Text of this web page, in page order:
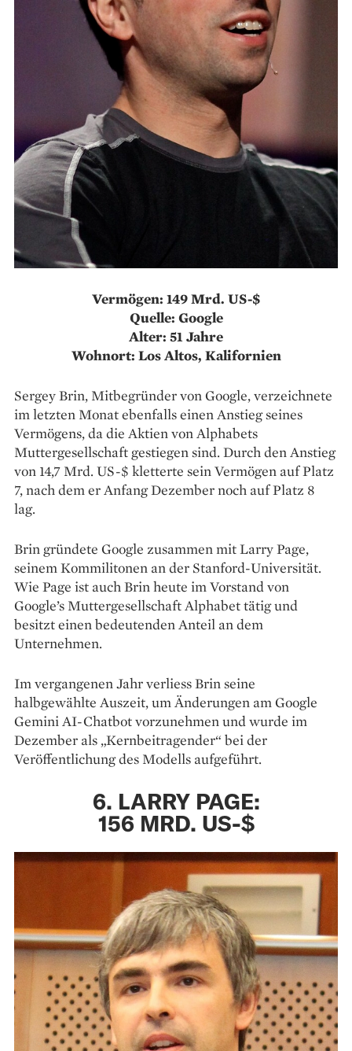
Vermögen: 149 Mrd. US-$
Quelle: Google
Alter: 51 Jahre
Wohnort: Los Altos, Kalifornien
Sergey Brin, Mitbegründer von Google, verzeichnete
im letzten Monat ebenfalls einen Anstieg seines
Vermögens, da die Aktien von Alphabets
Muttergesellschaft gestiegen sind. Durch den Anstieg
von 14,7 Mrd. US-$ kletterte sein Vermögen auf Platz
7, nach dem er Anfang Dezember noch auf Platz 8
lag.
Brin gründete Google zusammen mit Larry Page,
seinem Kommilitonen an der Stanford-Universität.
Wie Page ist auch Brin heute im Vorstand von
Google’s Muttergesellschaft Alphabet tätig und
besitzt einen bedeutenden Anteil an dem
Unternehmen.
Im vergangenen Jahr verliess Brin seine
halbgewählte Auszeit, um Änderungen am Google
Gemini AI-Chatbot vorzunehmen und wurde im
Dezember als „Kernbeitragender“ bei der
Veröffentlichung des Modells aufgeführt.
6. LARRY PAGE:
156 MRD. US-$